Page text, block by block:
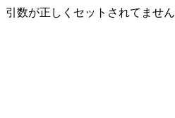
引数が正しくセットされてません